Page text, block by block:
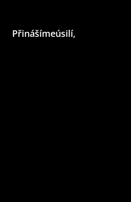
Přinášímeúsilí,